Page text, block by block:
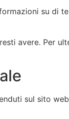
su di
avere. Per
sul sito